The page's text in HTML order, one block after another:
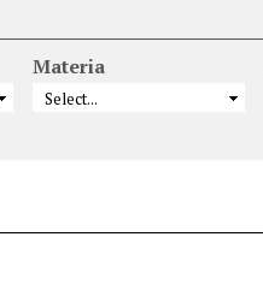
Materia